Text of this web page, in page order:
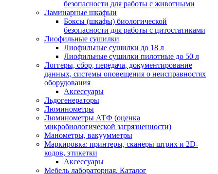
безопасности для работы с животными
Ламинарные шкафыи
Боксы (шкафы) биологической
безопасности для работы с цитостатиками
Лиофильные сушилки
Лиофильные сушилки до 18 л
Лиофильные сушилки пилотные до 50 л
Логгеры, сбор, передача, документирование
данных, системы оповещения о неисправностях
оборудования
Аксессуары
Льдогенераторы
Люминометры
Люминометры АТФ (оценка
микробиологической загрязненности)
Манометры, вакуумметры
Маркировка: принтеры, сканеры штрих и 2D-
кодов, этикетки
Аксессуары
Мебель лабораторная. Каталог